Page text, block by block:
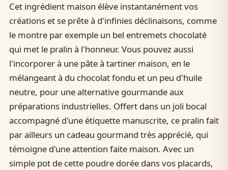
Cet ingrédient maison élève instantanément vos
créations et se prête à d'infinies déclinaisons, comme
le montre par exemple un bel entremets chocolaté
qui met le pralin à l'honneur. Vous pouvez aussi
l'incorporer à une pâte à tartiner maison, en le
mélangeant à du chocolat fondu et un peu d'huile
neutre, pour une alternative gourmande aux
préparations industrielles. Offert dans un joli bocal
accompagné d'une étiquette manuscrite, ce pralin fait
par ailleurs un cadeau gourmand très apprécié, qui
témoigne d'une attention faite maison. Avec un
simple pot de cette poudre dorée dans vos placards,